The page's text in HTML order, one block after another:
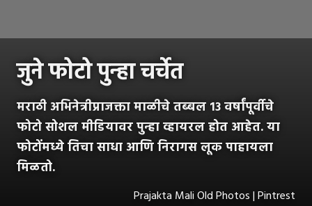
जुने फोटो पुन्हा चर्चेत
मराठी अभिनेत्रीप्राजक्ता माळीचे तब्बल १३ वर्षांपूर्वीचे
फोटो सोशल मीडियावर पुन्हा व्हायरल होत आहेत. या
फोटोंमध्ये तिचा साधा आणि निरागस लूक पाहायला
मिळतो.
Prajakta Mali Old Photos | Pintrest